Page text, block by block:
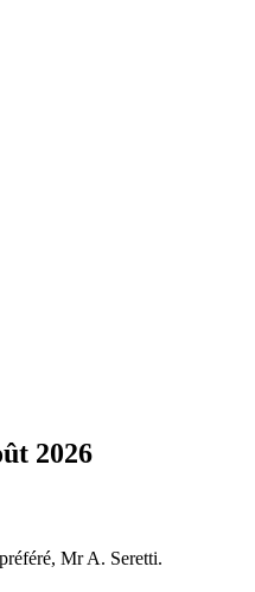
2026
Mr A. Seretti.